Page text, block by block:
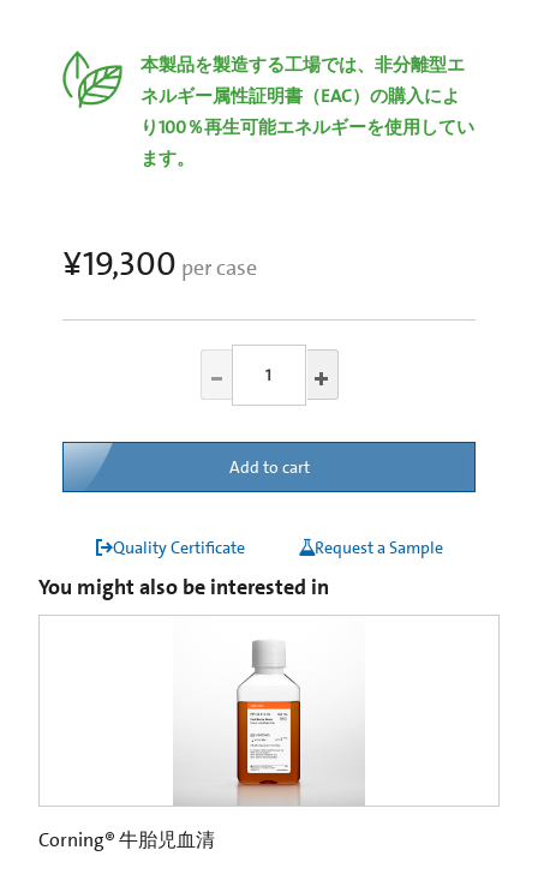
本製品を製造する工場では、非分離型エ
ネルギー属性証明書（EAC）の購入によ
り100％再生可能エネルギーを使用してい
ます。
¥19,300 per case
Add to cart
Quality Certificate Request a Sample
You might also be interested in
Corning® 牛胎児血清